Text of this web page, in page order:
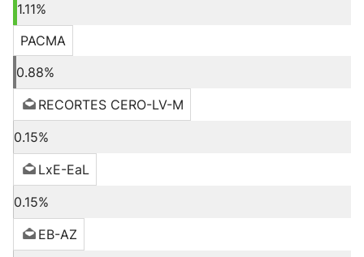
1.11%
PACMA
0.88%
RECORTES CERO-LV-M
0.15%
LxE-EaL
0.15%
EB-AZ